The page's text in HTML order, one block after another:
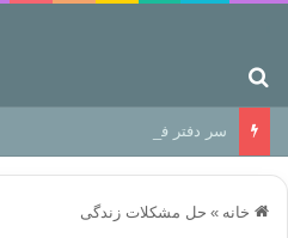
سر دفتر فساد در زمین‌، دوری
خانه » حل مشکلات زندگی